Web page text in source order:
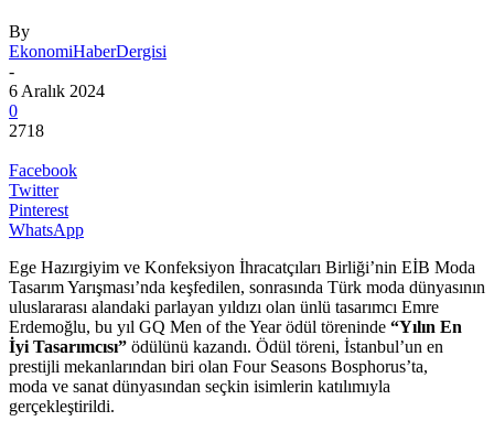
By
EkonomiHaberDergisi
-
6 Aralık 2024
0
2718
Facebook
Twitter
Pinterest
WhatsApp
Ege Hazırgiyim ve Konfeksiyon İhracatçıları Birliği’nin EİB Moda
Tasarım Yarışması’nda keşfedilen, sonrasında Türk moda dünyasının
uluslararası alandaki parlayan yıldızı olan ünlü tasarımcı Emre
Erdemoğlu, bu yıl GQ Men of the Year ödül töreninde “Yılın En
İyi Tasarımcısı” ödülünü kazandı. Ödül töreni, İstanbul’un en
prestijli mekanlarından biri olan Four Seasons Bosphorus’ta,
moda ve sanat dünyasından seçkin isimlerin katılımıyla
gerçekleştirildi.